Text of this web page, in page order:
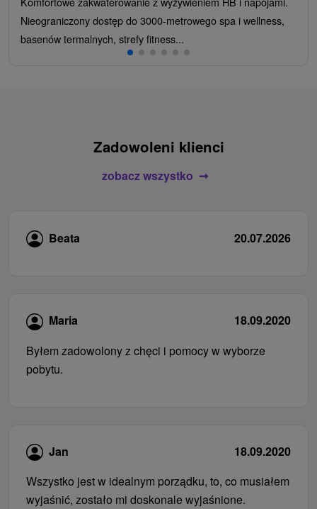
Nieograniczony dostęp do 3000-metrowego spa i wellness,
basenów termalnych, strefy fitness...
Zadowoleni klienci
zobacz wszystko
Beata 20.07.2026
Maria
18.09.2020
Byłem zadowolony z chęci i pomocy w wyborze
pobytu.
Jan
18.09.2020
Wszystko jest w idealnym porządku, to, co musiałem
wyjaśnić, zostało mi doskonale wyjaśnione.